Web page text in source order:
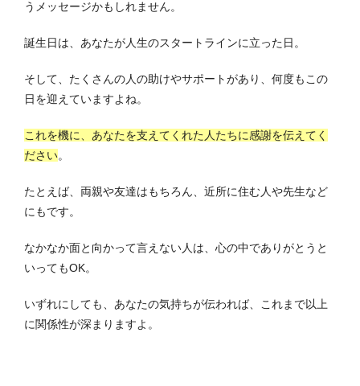
うメッセージかもしれません。
誕生日は、あなたが人生のスタートラインに立った日。
そして、たくさんの人の助けやサポートがあり、何度もこの
日を迎えていますよね。
これを機に、あなたを支えてくれた人たちに感謝を伝えてく
ださい。
たとえば、両親や友達はもちろん、近所に住む人や先生など
にもです。
なかなか面と向かって言えない人は、心の中でありがとうと
いってもOK。
いずれにしても、あなたの気持ちが伝われば、これまで以上
に関係性が深まりますよ。